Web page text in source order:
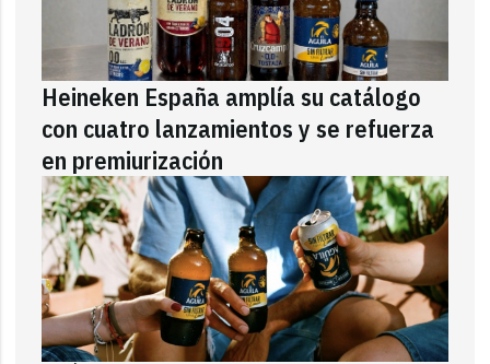
Heineken España amplía su catálogo
con cuatro lanzamientos y se refuerza
en premiurización